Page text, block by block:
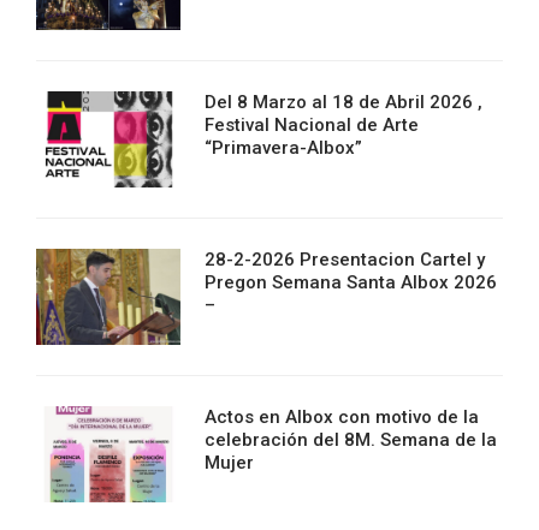
Del 8 Marzo al 18 de Abril 2026 ,
Festival Nacional de Arte
“Primavera-Albox”
28-2-2026 Presentacion Cartel y
Pregon Semana Santa Albox 2026
–
Actos en Albox con motivo de la
celebración del 8M. Semana de la
Mujer